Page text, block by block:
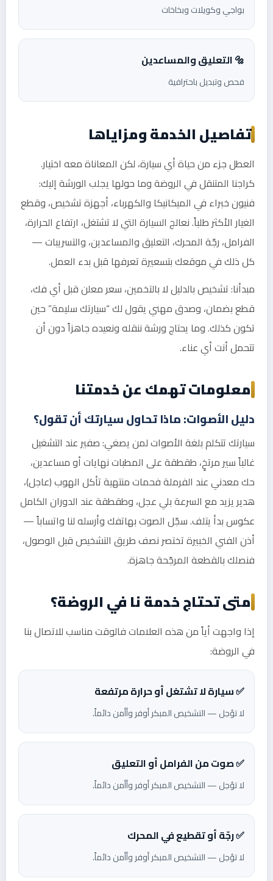
بواجي وكويلات وبخاخات
🔩 التعليق والمساعدين
فحص وتبديل باحترافية
تفاصيل الخدمة ومزاياها
العطل جزء من حياة أي سيارة، لكن المعاناة معه اختيار.
كراجنا المتنقل في الروضة وما حولها يجلب الورشة إليك:
فنيون خبراء في الميكانيكا والكهرباء، أجهزة تشخيص، وقطع
الغيار الأكثر طلباً. نعالج السيارة التي لا تشتغل، ارتفاع الحرارة،
الفرامل، رجّة المحرك، التعليق والمساعدين، والتسريبات —
كل ذلك في موقعك بتسعيرة تعرفها قبل بدء العمل.
مبدأنا: تشخيص بالدليل لا بالتخمين، سعر معلن قبل أي فك،
قطع بضمان، وصدق مهني يقول لك “سيارتك سليمة” حين
تكون كذلك. وما يحتاج ورشة ننقله ونعيده جاهزاً دون أن
تتحمل أنت أي عناء.
معلومات تهمك عن خدمتنا
دليل الأصوات: ماذا تحاول سيارتك أن تقول؟
سيارتك تتكلم بلغة الأصوات لمن يصغي: صفير عند التشغيل
غالباً سير مرتخٍ، طقطقة على المطبات نهايات أو مساعدين،
حك معدني عند الفرملة فحمات منتهية تأكل الهوب (عاجل)،
هدير يزيد مع السرعة بلي عجل، وطقطقة عند الدوران الكامل
عكوس بدأ يتلف. سجّل الصوت بهاتفك وأرسله لنا واتساباً —
أذن الفني الخبيرة تختصر نصف طريق التشخيص قبل الوصول،
فنصلك بالقطعة المرجّحة جاهزة.
متى تحتاج خدمة نا في الروضة؟
إذا واجهت أياً من هذه العلامات فالوقت مناسب للاتصال بنا
في الروضة:
✅ سيارة لا تشتغل أو حرارة مرتفعة
لا تؤجل — التشخيص المبكر أوفر وأأمن دائماً.
✅ صوت من الفرامل أو التعليق
لا تؤجل — التشخيص المبكر أوفر وأأمن دائماً.
✅ رجّة أو تقطيع في المحرك
لا تؤجل — التشخيص المبكر أوفر وأأمن دائماً.